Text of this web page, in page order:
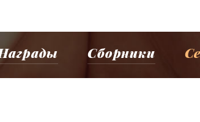
Сборники